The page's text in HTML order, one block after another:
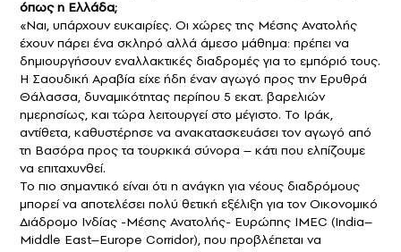
όπως η Ελλάδα;
«Ναι, υπάρχουν ευκαιρίες. Οι χώρες της Μέσης Ανατολής
έχουν πάρει ένα σκληρό αλλά άμεσο μάθημα: πρέπει να
δημιουργήσουν εναλλακτικές διαδρομές για το εμπόριό τους.
Η Σαουδική Αραβία είχε ήδη έναν αγωγό προς την Ερυθρά
Θάλασσα, δυναμικότητας περίπου 5 εκατ. βαρελιών
ημερησίως, και τώρα λειτουργεί στο μέγιστο. Το Ιράκ,
αντίθετα, καθυστέρησε να ανακατασκευάσει τον αγωγό από
τη Βασόρα προς τα τουρκικά σύνορα – κάτι που ελπίζουμε
να επιταχυνθεί.
Το πιο σημαντικό είναι ότι η ανάγκη για νέους διαδρόμους
μπορεί να αποτελέσει πολύ θετική εξέλιξη για τον Οικονομικό
Διάδρομο Ινδίας -Μέσης Ανατολής- Ευρώπης IMEC (India–
Middle East–Europe Corridor), που προβλέπεται να